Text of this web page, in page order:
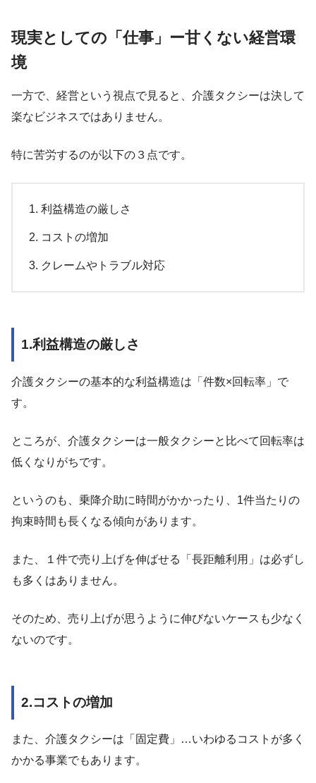
現実としての「仕事」ー甘くない経営環
境
一方で、経営という視点で見ると、介護タクシーは決して
楽なビジネスではありません。
特に苦労するのが以下の３点です。
利益構造の厳しさ
コストの増加
クレームやトラブル対応
1.利益構造の厳しさ
介護タクシーの基本的な利益構造は「件数×回転率」で
す。
ところが、介護タクシーは一般タクシーと比べて回転率は
低くなりがちです。
というのも、乗降介助に時間がかかったり、1件当たりの
拘束時間も長くなる傾向があります。
また、１件で売り上げを伸ばせる「長距離利用」は必ずし
も多くはありません。
そのため、売り上げが思うように伸びないケースも少なく
ないのです。
2.コストの増加
また、介護タクシーは「固定費」…いわゆるコストが多く
かかる事業でもあります。